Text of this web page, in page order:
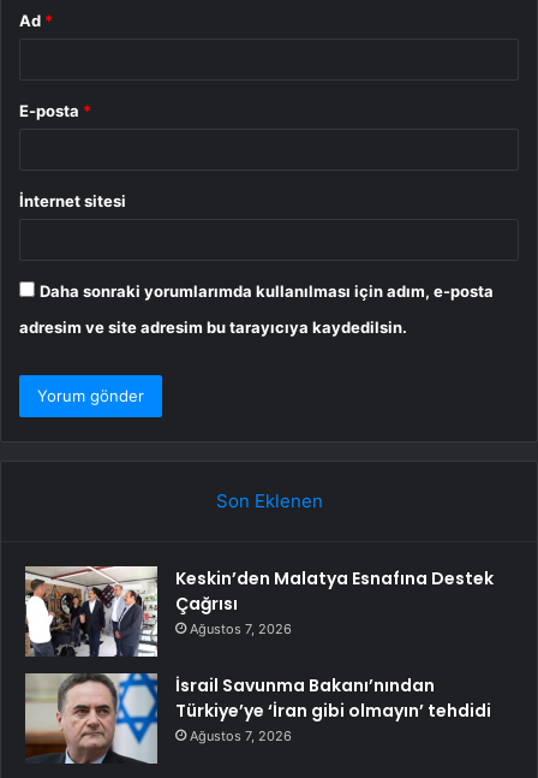
Ad *
E-posta *
İnternet sitesi
Daha sonraki yorumlarımda kullanılması için adım, e-posta
adresim ve site adresim bu tarayıcıya kaydedilsin.
Son Eklenen
Keskin’den Malatya Esnafına Destek
Çağrısı
Ağustos 7, 2026
İsrail Savunma Bakanı’nından
Türkiye’ye ‘İran gibi olmayın’ tehdidi
Ağustos 7, 2026